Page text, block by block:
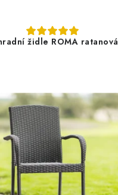
židle ROMA ratanová